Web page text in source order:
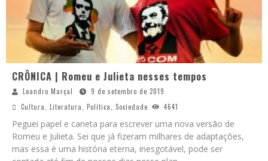
CRÔNICA | Romeu e Julieta nesses tempos
Leandro Marçal
9 de setembro de 2019
Cultura, Literatura, Política, Sociedade 4641
Peguei papel e caneta para escrever uma nova versão de
Romeu e Julieta. Sei que já fizeram milhares de adaptações,
mas essa é uma história eterna, inesgotável, pode ser